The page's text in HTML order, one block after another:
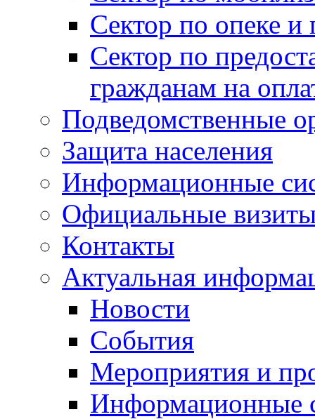
Сектор по опеке и
Сектор по
гражданам на
Подведомственные
Защита населения
Информационные
Официальные
Контакты
Актуальная
Новости
События
Мероприятия и
Информационные